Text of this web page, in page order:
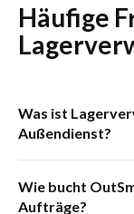
Häufige
Was ist
Außendienst?
das
Wie bucht
Aufträge?